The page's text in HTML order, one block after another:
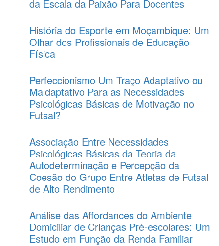
da Escala da Paixão Para Docentes
História do Esporte em Moçambique: Um
Olhar dos Profissionais de Educação
Física
Perfeccionismo Um Traço Adaptativo ou
Maldaptativo Para as Necessidades
Psicológicas Básicas de Motivação no
Futsal?
Associação Entre Necessidades
Psicológicas Básicas da Teoria da
Autodeterminação e Percepção da
Coesão do Grupo Entre Atletas de Futsal
de Alto Rendimento
Análise das Affordances do Ambiente
Domiciliar de Crianças Pré-escolares: Um
Estudo em Função da Renda Familiar